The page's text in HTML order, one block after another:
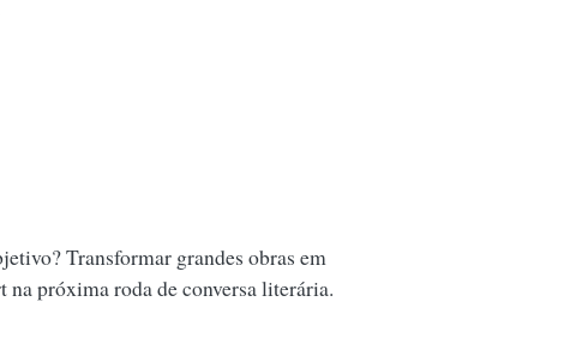
Transformar grandes obras em
na próxima roda de conversa literária.